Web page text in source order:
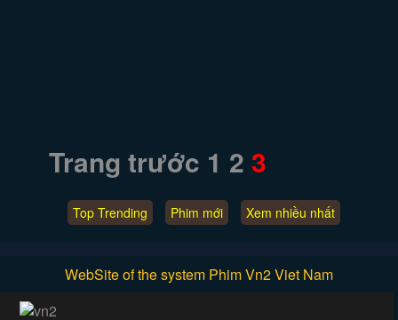
Trang trước 1 2 3
Top Trending Phim mới Xem nhiều nhất
WebSite of the system Phim Vn2 Viet Nam